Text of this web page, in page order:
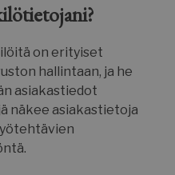
on erityiset
hallintaan, ja he
asiakastiedot
näkee asiakastietoja